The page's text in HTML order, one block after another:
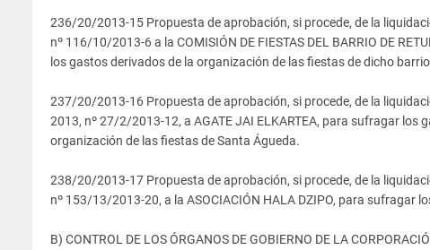
236/20/2013-15 Propuesta de aprobación, si procede, de la
nº 116/10/2013-6 a la COMISIÓN DE FIESTAS DEL BARRIO DE
los gastos derivados de la organización de las fiestas de dicho
237/20/2013-16 Propuesta de aprobación, si procede, de la
2013, nº 27/2/2013-12, a AGATE JAI ELKARTEA, para sufragar los
organización de las fiestas de Santa Águeda.
238/20/2013-17 Propuesta de aprobación, si procede, de la
nº 153/13/2013-20, a la ASOCIACIÓN HALA DZIPO, para sufragar
B) CONTROL DE LOS ÓRGANOS DE GOBIERNO DE LA